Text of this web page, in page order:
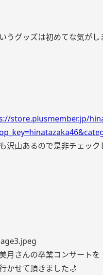
うグッズは初めてな気がし
store.plusmember.jp/
沢山あるので是非チェッ
月さんの卒業コンサートを
かせて頂きました🌙